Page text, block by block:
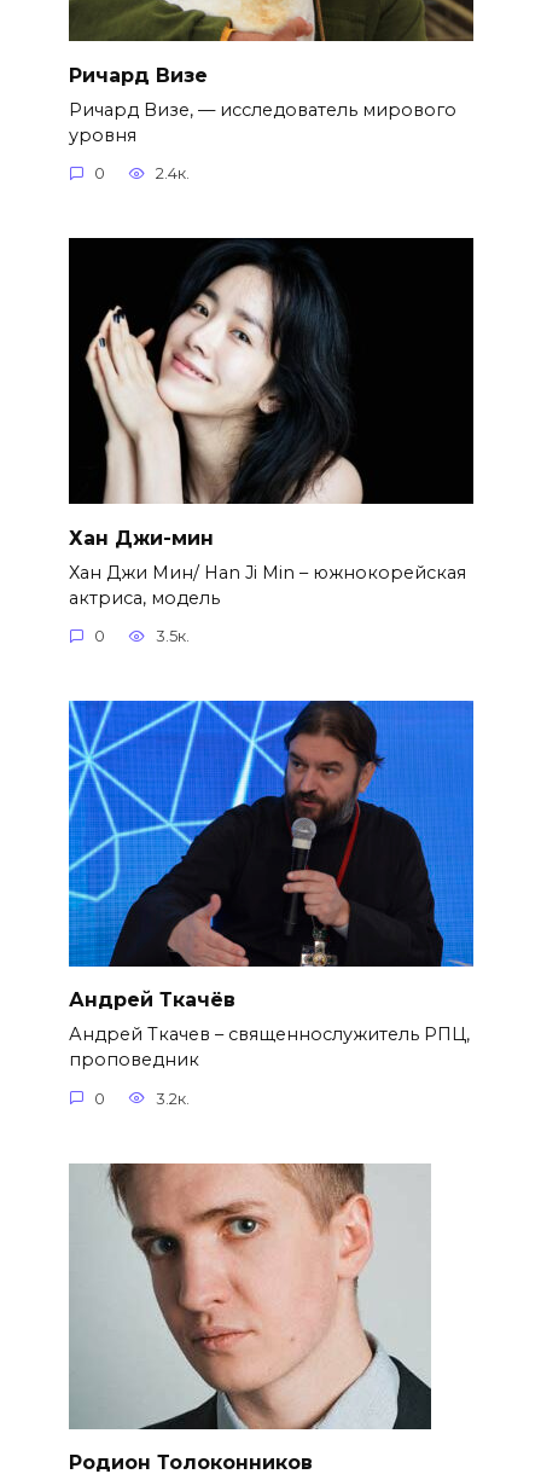
Ричард Визе
Ричард Визе, — исследователь мирового
уровня
0 2.4к.
Хан Джи-мин
Хан Джи Мин/ Han Ji Min – южнокорейская
актриса, модель
0 3.5к.
Андрей Ткачёв
Андрей Ткачев – священнослужитель РПЦ,
проповедник
0 3.2к.
Родион Толоконников